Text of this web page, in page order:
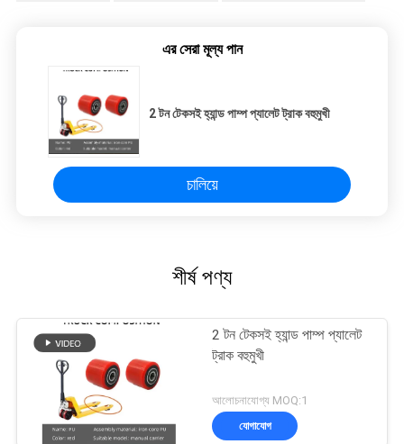
এর সেরা মূল্য পান
2 টন টেকসই হ্যান্ড পাম্প প্যালেট ট্রাক বহুমুখী
চালিয়ে
শীর্ষ পণ্য
2 টন টেকসই হ্যান্ড পাম্প প্যালেট
ট্রাক বহুমুখী
আলোচনাযোগ্য MOQ:1
যোগাযোগ